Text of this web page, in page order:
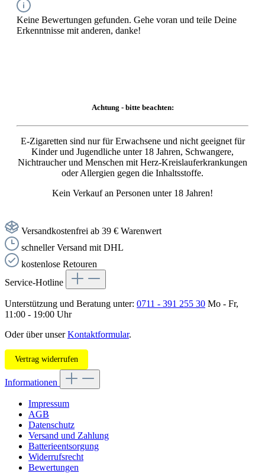
Keine Bewertungen gefunden. Gehe voran und teile Deine
Erkenntnisse mit anderen, danke!
Achtung - bitte beachten:
E-Zigaretten sind nur für Erwachsene und nicht geeignet für
Kinder und Jugendliche unter 18 Jahren, Schwangere,
Nichtraucher und Menschen mit Herz-Kreislauferkrankungen
oder Allergien gegen die Inhaltsstoffe.
Kein Verkauf an Personen unter 18 Jahren!
Versandkostenfrei ab 39 € Warenwert
schneller Versand mit DHL
kostenlose Retouren
Service-Hotline
Unterstützung und Beratung unter: 0711 - 391 255 30 Mo - Fr,
11:00 - 19:00 Uhr
Oder über unserKontaktformular.
Vertrag widerrufen
Informationen
Impressum
AGB
Datenschutz
Versand und Zahlung
Batterieentsorgung
Widerrufsrecht
Bewertungen